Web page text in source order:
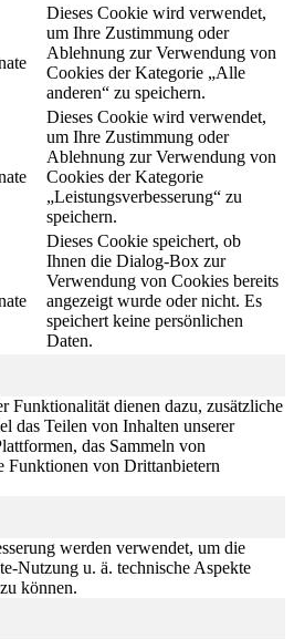
Dieses Cookie wird verwendet,
um Ihre Zustimmung oder
Ablehnung zur Verwendung von
Cookies der Kategorie „Alle
anderen“ zu speichern.
Dieses Cookie wird verwendet,
um Ihre Zustimmung oder
Ablehnung zur Verwendung von
Cookies der Kategorie
„Leistungsverbesserung“ zu
speichern.
Dieses Cookie speichert, ob
Ihnen die Dialog-Box zur
Verwendung von Cookies bereits
angezeigt wurde oder nicht. Es
speichert keine persönlichen
Daten.
Funktionalität dienen dazu, zusätzliche
das Teilen von Inhalten unserer
das Sammeln von
Funktionen von Drittanbietern
werden verwendet, um die
Nutzung u. ä. technische Aspekte
können.